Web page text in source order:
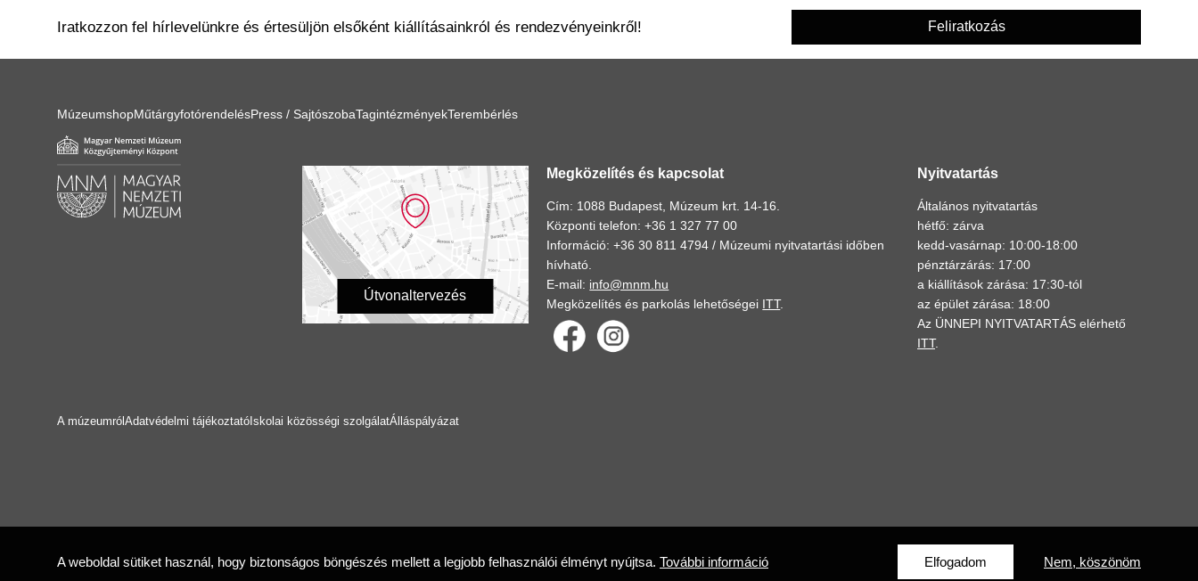
Iratkozzon fel hírlevelünkre és értesüljön elsőként kiállításainkról és rendezvényeinkről! Feliratkozás
MúzeumshopMűtárgyfotórendelésPress / SajtószobaTagintézményekTerembérlés
Útvonaltervezés
Megközelítés és kapcsolat
Cím: 1088 Budapest, Múzeum krt. 14-16.
Központi telefon: +36 1 327 77 00
Információ: +36 30 811 4794 / Múzeumi nyitvatartási időben
hívható.
E-mail: info@mnm.hu
Megközelítés és parkolás lehetőségei ITT.
Nyitvatartás
Általános nyitvatartás
hétfő: zárva
kedd-vasárnap: 10:00-18:00
pénztárzárás: 17:00
a kiállítások zárása: 17:30-tól
az épület zárása: 18:00
Az ÜNNEPI NYITVATARTÁS elérhető
ITT.
A múzeumról Adatvédelmi tájékoztató Iskolai közösségi szolgálatÁlláspályázat
A weboldal sütiket használ, hogy biztonságos böngészés mellett a legjobb felhasználói élményt nyújtsa. További információ Elfogadom Nem, köszönöm